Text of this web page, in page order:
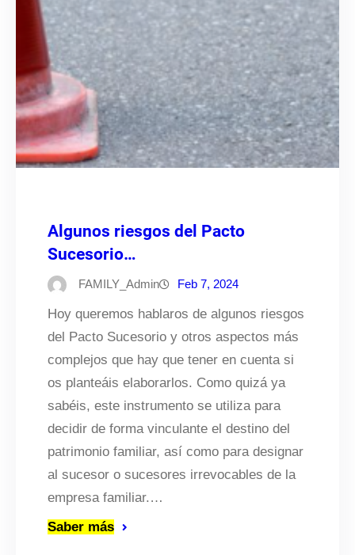
Algunos riesgos del Pacto
Sucesorio…
FAMILY_Admin Feb 7, 2024
Hoy queremos hablaros de algunos riesgos
del Pacto Sucesorio y otros aspectos más
complejos que hay que tener en cuenta si
os planteáis elaborarlos. Como quizá ya
sabéis, este instrumento se utiliza para
decidir de forma vinculante el destino del
patrimonio familiar, así como para designar
al sucesor o sucesores irrevocables de la
empresa familiar.…
Saber más